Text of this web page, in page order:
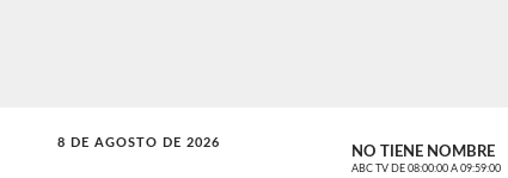
8 DE AGOSTO DE 2026
SOLO MÚSICA NO TIENE NOMBRE
ABC TV DE 08:00:00 A 09:59:00